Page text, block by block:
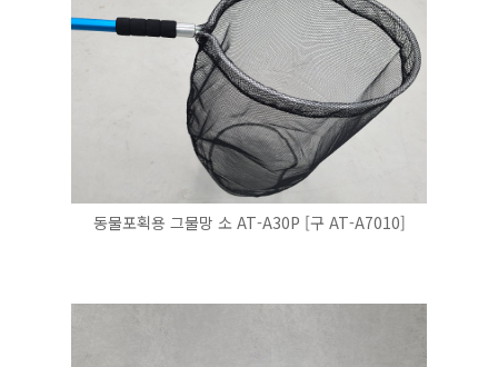
동물포획용 그물망 소 AT-A30P [구 AT-A7010]